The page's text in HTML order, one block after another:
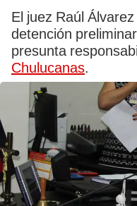
El juez Raúl
detención
presunta
Chulucanas.